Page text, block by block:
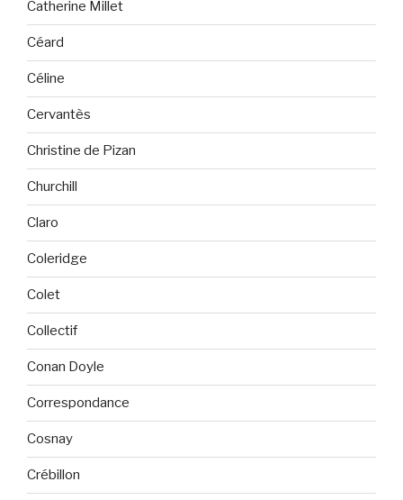
Catherine Millet
Céard
Céline
Cervantès
Christine de Pizan
Churchill
Claro
Coleridge
Colet
Collectif
Conan Doyle
Correspondance
Cosnay
Crébillon